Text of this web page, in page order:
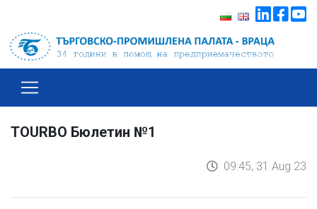
TOURBO Бюлетин №1
09:45, 31 Aug 23